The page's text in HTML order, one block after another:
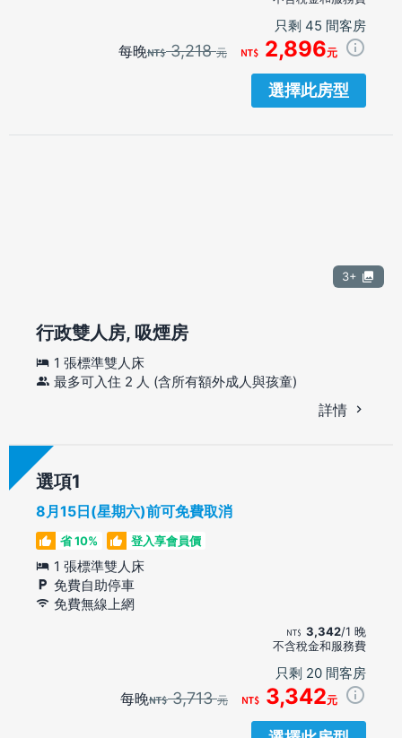
只剩 45 間客房
每晚 3,218元 2,896元
選擇此房型
3+
行政雙人房, 吸煙房
1 張標準雙人床
最多可入住 2 人 (含所有額外成人與孩童)
詳情
選項
8月15日(星期六)前可免費取消
省 10% 登入享會員價
1 張標準雙人床
免費自助停車
免費無線上網
3,342/1 晚
不含稅金和服務費
只剩 20 間客房
每晚 3,713元 3,342元